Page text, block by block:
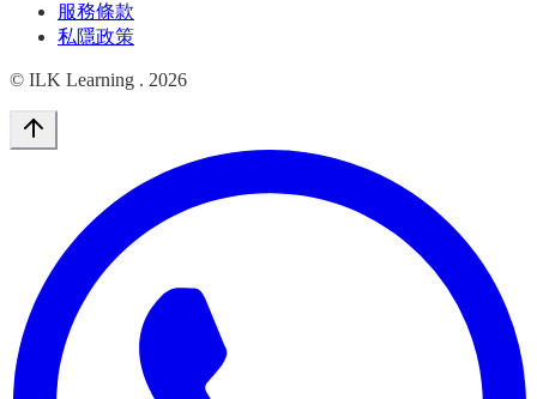
服務條款
私隱政策
© ILK Learning . 2026